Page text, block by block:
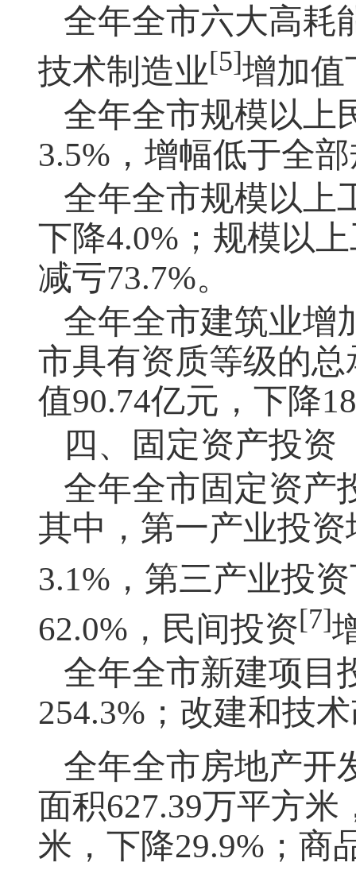
全年全市六大高耗
技术制造业[5]增加值
全年全市规模以上
3.5%，增幅低于全
全年全市规模以上
下降4.0%；规模以
减亏73.7%。
全年全市建筑业增
市具有资质等级的
值90.74亿元，下降
四、固定资产投资
全年全市固定资产
其中，第一产业投
3.1%，第三产业投
62.0%，民间投资[7]
全年全市新建项目
254.3%；改建和技
全年全市房地产开
面积627.39万平方
米，下降29.9%；商